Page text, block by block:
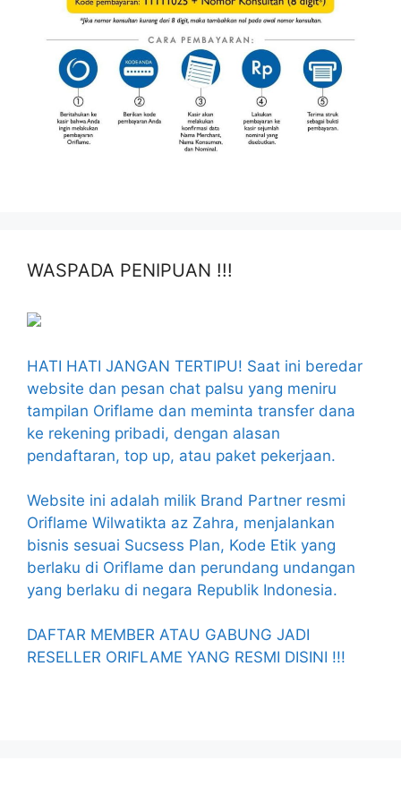
WASPADA PENIPUAN !!!
HATI HATI JANGAN TERTIPU! Saat ini beredar
website dan pesan chat palsu yang meniru
tampilan Oriflame dan meminta transfer dana
ke rekening pribadi, dengan alasan
pendaftaran, top up, atau paket pekerjaan.
Website ini adalah milik Brand Partner resmi
Oriflame Wilwatikta az Zahra, menjalankan
bisnis sesuai Sucsess Plan, Kode Etik yang
berlaku di Oriflame dan perundang undangan
yang berlaku di negara Republik Indonesia.
DAFTAR MEMBER ATAU GABUNG JADI
RESELLER ORIFLAME YANG RESMI DISINI !!!